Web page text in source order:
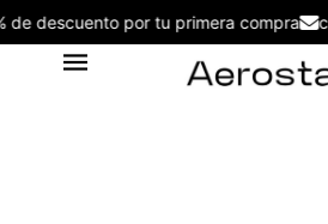
5% de descuento por tu primera compra